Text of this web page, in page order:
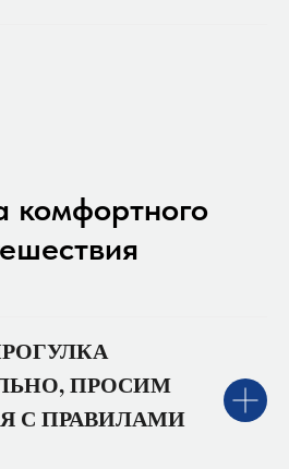
комфортного
ПРОСИМ
С ПРАВИЛАМИ